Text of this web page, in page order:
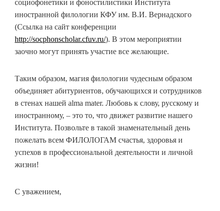
социофонетики и фоностилистики Института
иностранной филологии КФУ им. В.И. Вернадского
(Ссылка на сайт конференции
http://socphonscholar.cfuv.ru/). В этом мероприятии
заочно могут принять участие все желающие.
Таким образом, магия филологии чудесным образом
объединяет абитуриентов, обучающихся и сотрудников
в стенах нашей alma mater. Любовь к слову, русскому и
иностранному, – это то, что движет развитие нашего
Института. Позвольте в такой знаменательный день
пожелать всем ФИЛОЛОГАМ счастья, здоровья и
успехов в профессиональной деятельности и личной
жизни!
С уважением,